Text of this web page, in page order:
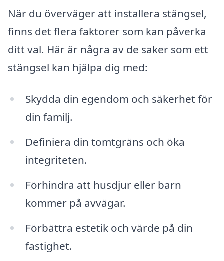
När du överväger att installera stängsel,
finns det flera faktorer som kan påverka
ditt val. Här är några av de saker som ett
stängsel kan hjälpa dig med:
Skydda din egendom och säkerhet för
din familj.
Definiera din tomtgräns och öka
integriteten.
Förhindra att husdjur eller barn
kommer på avvägar.
Förbättra estetik och värde på din
fastighet.